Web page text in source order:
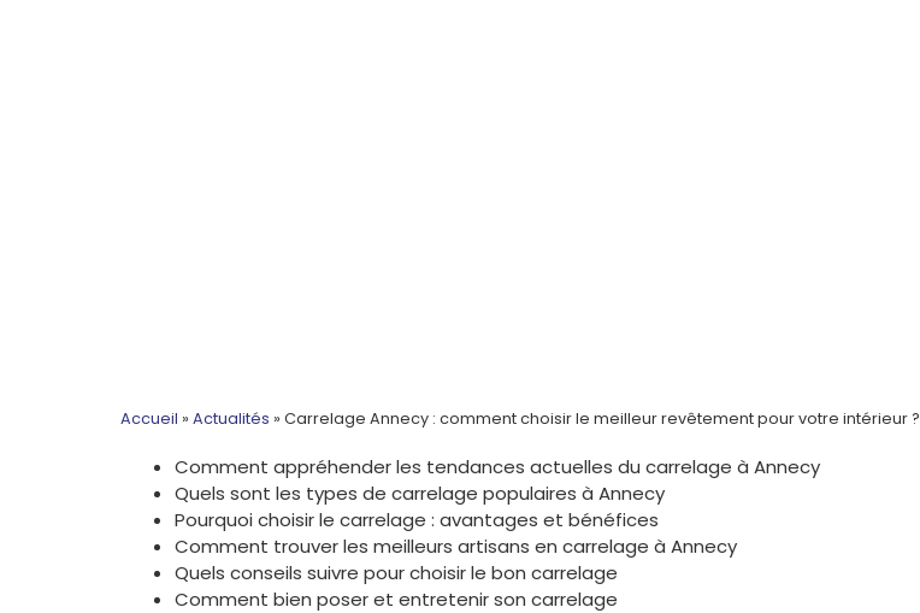
Accueil » Actualités » Carrelage Annecy : comment choisir le meilleur revêtement pour votre intérieur ?
Comment appréhender les tendances actuelles du carrelage à Annecy
Quels sont les types de carrelage populaires à Annecy
Pourquoi choisir le carrelage : avantages et bénéfices
Comment trouver les meilleurs artisans en carrelage à Annecy
Quels conseils suivre pour choisir le bon carrelage
Comment bien poser et entretenir son carrelage